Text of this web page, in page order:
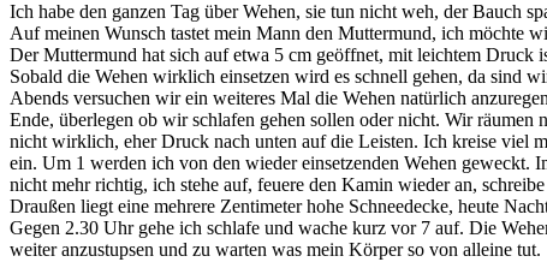
Ich habe den ganzen Tag über Wehen, sie tun nicht weh, der Bauch
Auf meinen Wunsch tastet mein Mann den Muttermund, ich möchte
Der Muttermund hat sich auf etwa 5 cm geöffnet, mit leichtem Druck
Sobald die Wehen wirklich einsetzen wird es schnell gehen, da sind
Abends versuchen wir ein weiteres Mal die Wehen natürlich
Ende, überlegen ob wir schlafen gehen sollen oder nicht. Wir
nicht wirklich, eher Druck nach unten auf die Leisten. Ich kreise viel
ein. Um 1 werden ich von den wieder einsetzenden Wehen
nicht mehr richtig, ich stehe auf, feuere den Kamin wieder an,
Draußen liegt eine mehrere Zentimeter hohe Schneedecke, heute
Gegen 2.30 Uhr gehe ich schlafe und wache kurz vor 7 auf. Die
weiter anzustupsen und zu warten was mein Körper so von alleine tut.